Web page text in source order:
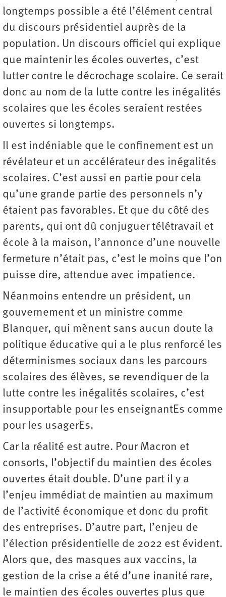
longtemps possible a été l’élément central
du discours présidentiel auprès de la
population. Un discours officiel qui explique
que maintenir les écoles ouvertes, c’est
lutter contre le décrochage scolaire. Ce serait
donc au nom de la lutte contre les inégalités
scolaires que les écoles seraient restées
ouvertes si longtemps.
Il est indéniable que le confinement est un
révélateur et un accélérateur des inégalités
scolaires. C’est aussi en partie pour cela
qu’une grande partie des personnels n’y
étaient pas favorables. Et que du côté des
parents, qui ont dû conjuguer télétravail et
école à la maison, l’annonce d’une nouvelle
fermeture n’était pas, c’est le moins que l’on
puisse dire, attendue avec impatience.
Néanmoins entendre un président, un
gouvernement et un ministre comme
Blanquer, qui mènent sans aucun doute la
politique éducative qui a le plus renforcé les
déterminismes sociaux dans les parcours
scolaires des élèves, se revendiquer de la
lutte contre les inégalités scolaires, c’est
insupportable pour les enseignantEs comme
pour les usagerEs.
Car la réalité est autre. Pour Macron et
consorts, l’objectif du maintien des écoles
ouvertes était double. D’une part il y a
l’enjeu immédiat de maintien au maximum
de l’activité économique et donc du profit
des entreprises. D’autre part, l’enjeu de
l’élection présidentielle de 2022 est évident.
Alors que, des masques aux vaccins, la
gestion de la crise a été d’une inanité rare,
le maintien des écoles ouvertes plus que